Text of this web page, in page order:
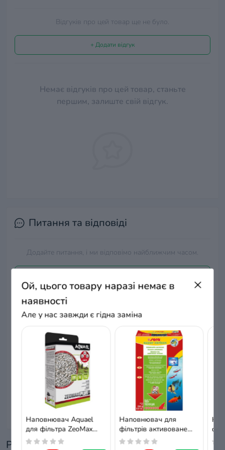
Відгуків про цей товар ще не було.
+ Додати відгук
Немає відгуків про цей товар, станьте
першим, залиште свій відгук.
Питання та відповіді
Додайте питання, і ми відповімо найближчим часом.
Немає питань про даний товар, станьте
першим і задайте своє питання.
Разом з цим товаром купують
Ой, цього товару наразі немає в
наявності
Але у нас завжди є гідна заміна
Наповнювач Aquael
для фільтра ZeoMax
Plus, цеоліт, 1 л
Наповнювач для
фільтрів активоване
вугілля Sera super